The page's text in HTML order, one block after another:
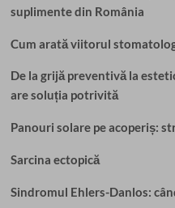
suplimente din România
Cum arată viitorul
De la grijă preventivă la
are soluția potrivită
Panouri solare pe acoperiș:
Sarcina ectopică
Sindromul Ehlers-Danlos: